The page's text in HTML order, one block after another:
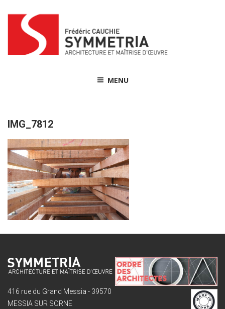
content
MENU
IMG_7812
416 rue du Grand Messia - 39570
MESSIA SUR SORNE